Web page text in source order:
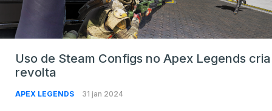
Uso de Steam Configs no Apex Legends cria
revolta
APEX LEGENDS 31 jan 2024